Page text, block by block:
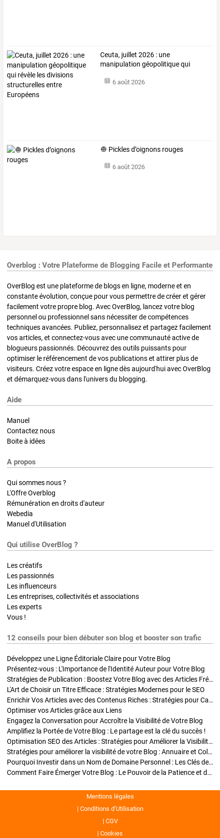
Ceuta, juillet 2026 : une
manipulation géopolitiquequi
6 août 2026
🧅 Pickles d’oignons rouges
6 août 2026
Overblog : Votre Plateforme de Blogging Facile et Performante
OverBlog est une plateforme de blogs en ligne, moderne et en
constante évolution, conçue pour vous permettre de créer et gérer
facilement votre propre blog. Avec OverBlog, lancez votre blog
personnel ou professionnel sans nécessiter de compétences
techniques avancées. Publiez, personnalisez et partagez facilement
vos articles, et connectez-vous avec une communauté active de
blogueurs passionnés. Découvrez des outils puissants pour
optimiser le référencement de vos publications et attirer plus de
visiteurs. Créez votre espace en ligne dès aujourd'hui avec OverBlog
et démarquez-vous dans l'univers du blogging.
Aide
Manuel
Contactez nous
Boite à idées
A propos
Qui sommes nous ?
L'Offre Overblog
Rémunération en droits d'auteur
Webedia
Manuel d'Utilisation
Qui utilise OverBlog ?
Les créatifs
Les passionnés
Les influenceurs
Les entreprises, collectivités et associations
Les experts
Vous !
12 conseils pour bien débuter son blog et booster son trafic
Développez une Ligne Éditoriale Claire pour Votre Blog
Présentez-vous : L'Importance de l'Identité Auteur pour Votre Blog
Stratégies de Publication : Boostez Votre Blog avec des Articles Fréquents et Exclusifs
L'Art de Choisir un Titre Efficace : Stratégies Modernes pour le SEO
Enrichir Vos Articles avec des Contenus Riches : Stratégies pour Captiver et Optimiser
Optimiser vos Articles grâce aux Liens
Engagez la Conversation pour Accroître la Visibilité de Votre Blog
Amplifiez la Portée de Votre Blog : Le partage est la clé du succès !
Optimisation SEO des Articles : Stratégies pour Améliorer la Visibilité de Votre Blog
Stratégies pour améliorer la visibilité de votre Blog : Annuaire et Collaborations
Pourquoi Investir dans un Nom de Domaine Personnel : Les Clés de la Réussite de Votre Blog
Comment Faire Émerger Votre Blog : Le Pouvoir de la Patience et de la Persévérance
Mentions légales
Conditions d’Utilisation
CGV
Cookies